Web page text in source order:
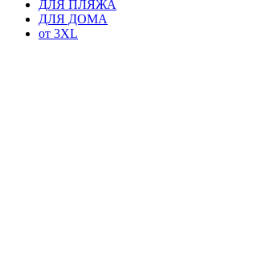
ДЛЯ ПЛЯЖА
ДЛЯ ДОМА
от 3XL